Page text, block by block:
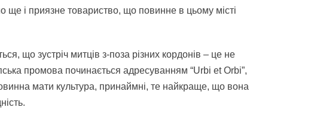
ще і приязне товариство, що повинне в цьому місті
що зустріч митців з-поза різних кордонів – це не
промова починається адресуванням “Urbi et Orbi”,
мати культура, принаймні, те найкраще, що вона